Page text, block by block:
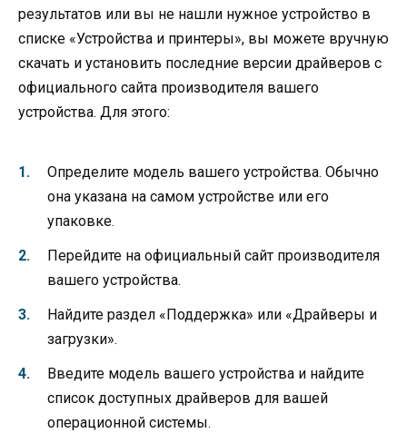
результатов или вы не нашли нужное устройство в
списке «Устройства и принтеры», вы можете вручную
скачать и установить последние версии драйверов с
официального сайта производителя вашего
устройства. Для этого:
Определите модель вашего устройства. Обычно
она указана на самом устройстве или его
упаковке.
Перейдите на официальный сайт производителя
вашего устройства.
Найдите раздел «Поддержка» или «Драйверы и
загрузки».
Введите модель вашего устройства и найдите
список доступных драйверов для вашей
операционной системы.